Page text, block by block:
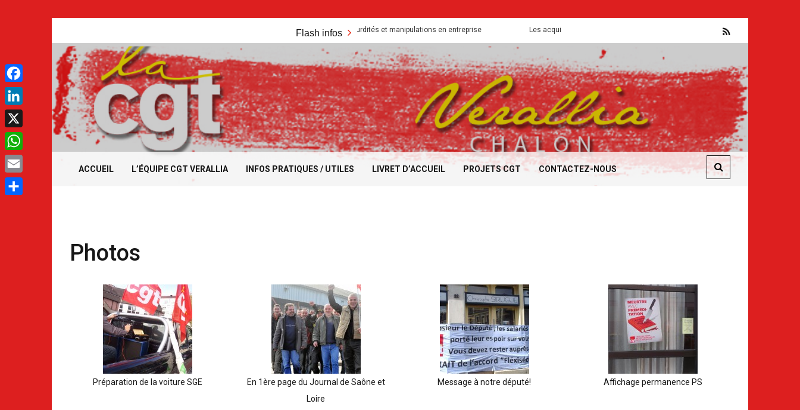
au
contenu
Flash infos
Absurdités et manipulations en entreprise Les acquis sont mis a mal pour servir le capital Flash CSE
.
ACCUEIL L’ÉQUIPE CGT VERALLIA INFOS PRATIQUES / UTILES LIVRET D’ACCUEIL PROJETS CGT CONTACTEZ-NOUS
Photos
Préparation de la voiture SGE
En 1ère page du Journal de Saône et
Loire
Message à notre député! Affichage permanence PS
Facebook
LinkedIn
X
WhatsApp
Email